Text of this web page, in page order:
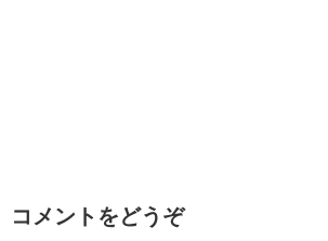
コメントをどうぞ